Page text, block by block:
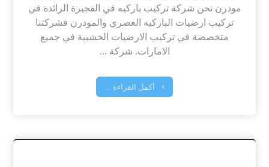
مودرن نحن شركة تركيب باركيه في الفجيرة الرائدة في
تركيب ارضيات الباركيه العصري والمودرن فشركتنا
متخصصة في تركيب الارضيات الخشبية في جميع
الامارات. شركة ...
أكمل القراءة ...